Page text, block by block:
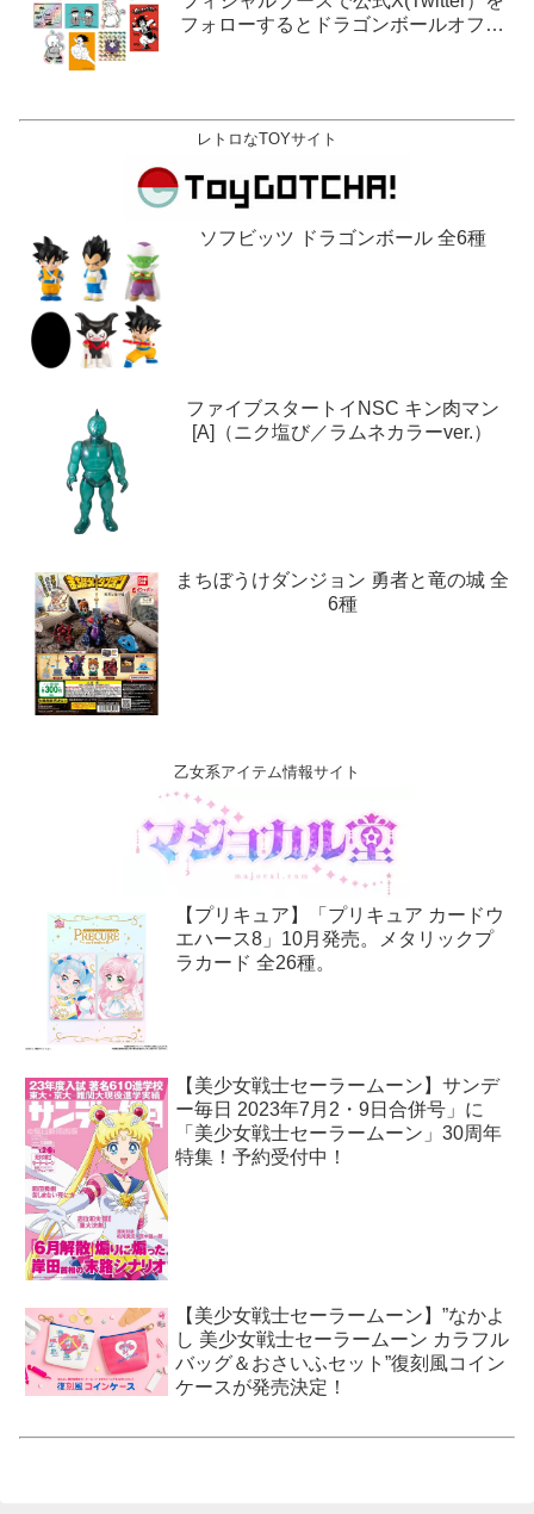
フォローするとドラゴンボールオフィ
レトロなTOYサイト
ソフビッツ ドラゴンボール 全6種
ファイブスタートイNSC キン肉マン
[A]（ニク塩び／ラムネカラーver.）
まちぼうけダンジョン 勇者と竜の城 全
6種
乙女系アイテム情報サイト
【プリキュア】「プリキュア カードウ
エハース8」10月発売。メタリックプ
ラカード 全26種。
【美少女戦士セーラームーン】サンデ
ー毎日 2023年7月2・9日合併号」に
「美少女戦士セーラームーン」30周年
特集！予約受付中！
【美少女戦士セーラームーン】”なかよ
し 美少女戦士セーラームーン カラフル
バッグ＆おさいふセット”復刻風コイン
ケースが発売決定！